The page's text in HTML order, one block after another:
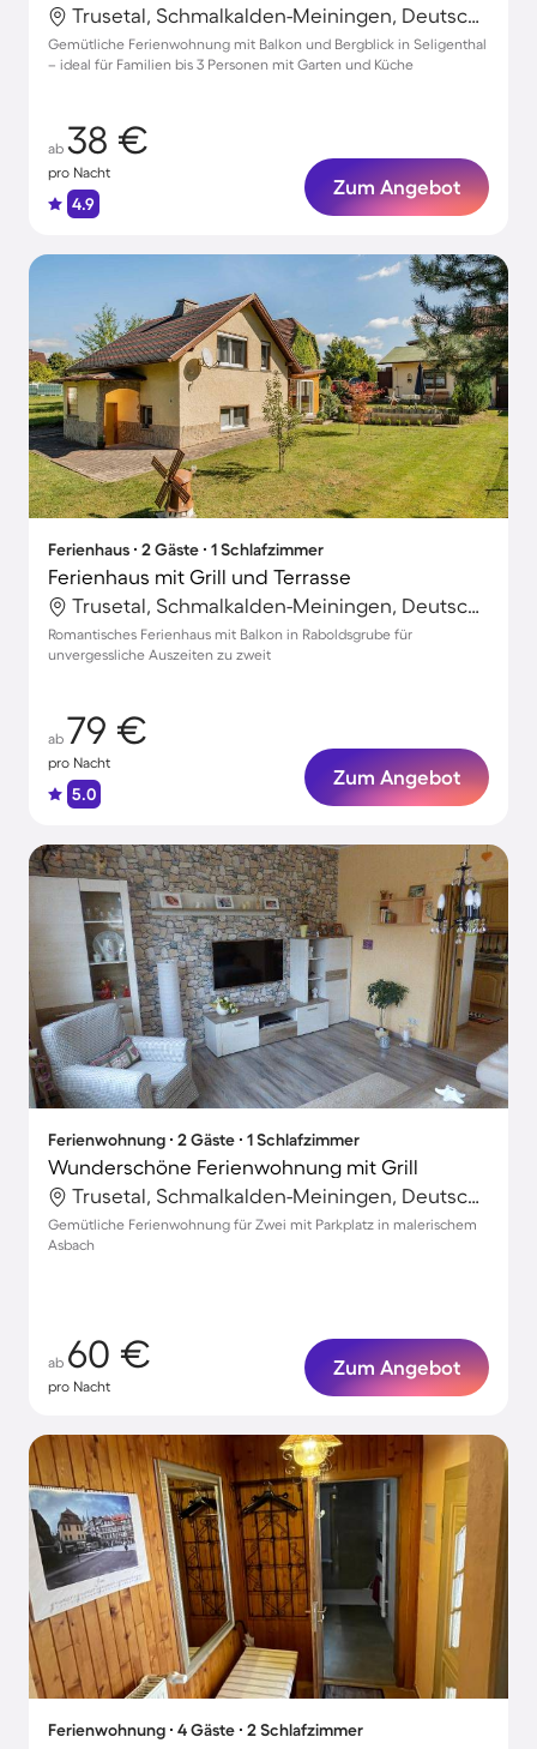
Trusetal, Schmalkalden-Meiningen, Deutschland
Gemütliche Ferienwohnung mit Balkon und Bergblick in Seligenthal
– ideal für Familien bis 3 Personen mit Garten und Küche
ab 38 €
pro Nacht
4.9
Zum Angebot
Ferienhaus ∙ 2 Gäste ∙ 1 Schlafzimmer
Ferienhaus mit Grill und Terrasse
Trusetal, Schmalkalden-Meiningen, Deutschland
Romantisches Ferienhaus mit Balkon in Raboldsgrube für
unvergessliche Auszeiten zu zweit
ab 79 €
pro Nacht
5.0
Zum Angebot
Ferienwohnung ∙ 2 Gäste ∙ 1 Schlafzimmer
Wunderschöne Ferienwohnung mit Grill
Trusetal, Schmalkalden-Meiningen, Deutschland
Gemütliche Ferienwohnung für Zwei mit Parkplatz in malerischem
Asbach
ab 60 €
pro Nacht
Zum Angebot
Ferienwohnung ∙ 4 Gäste ∙ 2 Schlafzimmer